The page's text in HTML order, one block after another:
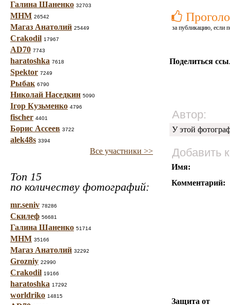
Галина Шаненко 32703
МНМ 26542
Магаз Анатолий 25449
Crakodil 17967
AD70 7743
haratoshka 7618
Spektor 7249
Рыбак 6790
Николай Наседкин 5090
Ігор Кузьменко 4796
fischer 4401
Борис Ассеев 3722
alek48s 3394
Все участники >>
Топ 15
по количеству фотографий:
mr.seniv 78286
Скилеф 56681
Галина Шаненко 51714
МНМ 35166
Магаз Анатолий 32292
Grozniy 22990
Crakodil 19166
haratoshka 17292
worldriko 14815
за публикацию, если
Поделиться
Автор:
У этой
Добавить
Имя:
Комментарий:
Защита от